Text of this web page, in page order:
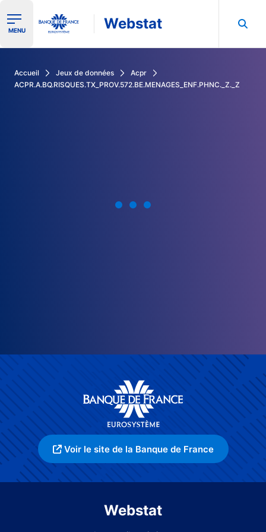
Ouvrir le menu de navigation
MENU Webstat
Accueil Jeux de données
Acpr
ACPR.A.BQ.RISQUES.TX_PROV.572.BE.MENAGES_ENF.PHNC._Z._Z
Voir le site de la Banque de France
Webstat